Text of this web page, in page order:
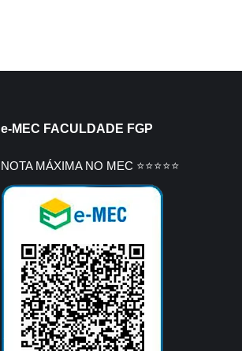
e-MEC FACULDADE FGP
NOTA MÁXIMA NO MEC ⭐⭐⭐⭐⭐